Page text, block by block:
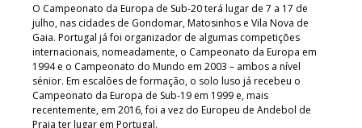
O Campeonato da Europa de Sub-20 terá lugar de 7 a 17 de
julho, nas cidades de Gondomar, Matosinhos e Vila Nova de
Gaia. Portugal já foi organizador de algumas competições
internacionais, nomeadamente, o Campeonato da Europa em
1994 e o Campeonato do Mundo em 2003 – ambos a nível
sénior. Em escalões de formação, o solo luso já recebeu o
Campeonato da Europa de Sub-19 em 1999 e, mais
recentemente, em 2016, foi a vez do Europeu de Andebol de
Praia ter lugar em Portugal.